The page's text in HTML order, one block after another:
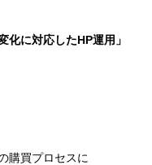
化に対応したHP運用」
購買プロセスに